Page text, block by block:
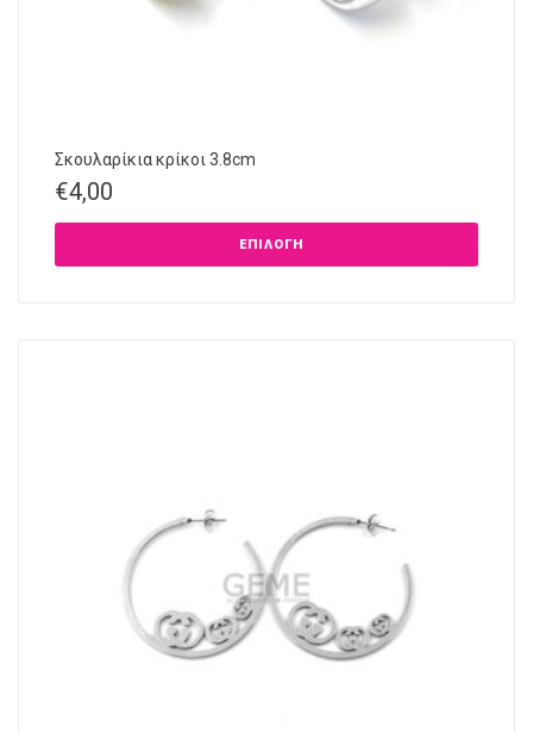
Σκουλαρίκια κρίκοι 3.8cm
€4,00
ΕΠΙΛΟΓΉ